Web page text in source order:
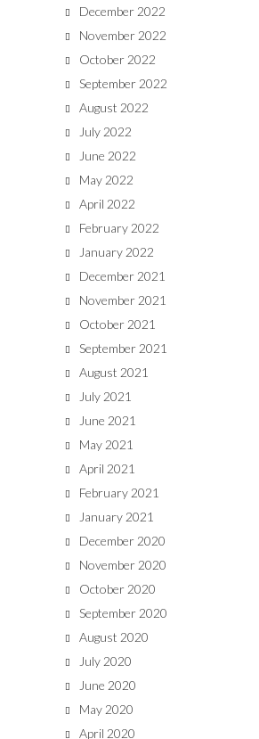
December 2022
November 2022
October 2022
September 2022
August 2022
July 2022
June 2022
May 2022
April 2022
February 2022
January 2022
December 2021
November 2021
October 2021
September 2021
August 2021
July 2021
June 2021
May 2021
April 2021
February 2021
January 2021
December 2020
November 2020
October 2020
September 2020
August 2020
July 2020
June 2020
May 2020
April 2020